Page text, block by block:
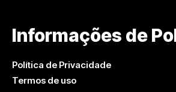
Informações de
Política de Privacidade
Termos de uso